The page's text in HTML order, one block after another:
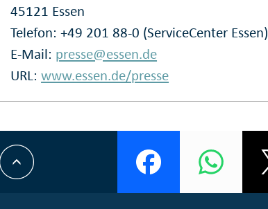
45121 Essen
Telefon: +49 201 88-0 (ServiceCenter Essen)
E-Mail: presse@essen.de
URL:www.essen.de/presse